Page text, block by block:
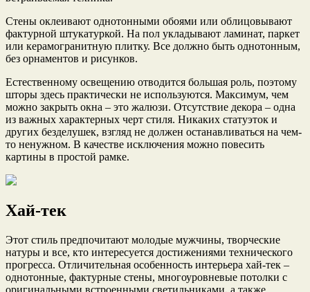
Стены оклеивают однотонными обоями или облицовывают
фактурной штукатуркой. На пол укладывают ламинат, паркет
или керамогранитную плитку. Все должно быть однотонным,
без орнаментов и рисунков.
Естественному освещению отводится большая роль, поэтому
шторы здесь практически не используются. Максимум, чем
можно закрыть окна – это жалюзи. Отсутствие декора – одна
из важных характерных черт стиля. Никаких статуэток и
других безделушек, взгляд не должен останавливаться на чем-
то ненужном. В качестве исключения можно повесить
картины в простой рамке.
Хай-тек
Этот стиль предпочитают молодые мужчины, творческие
натуры и все, кто интересуется достижениями технического
прогресса. Отличительная особенность интерьера хай-тек –
однотонные, фактурные стены, многоуровневые потолки с